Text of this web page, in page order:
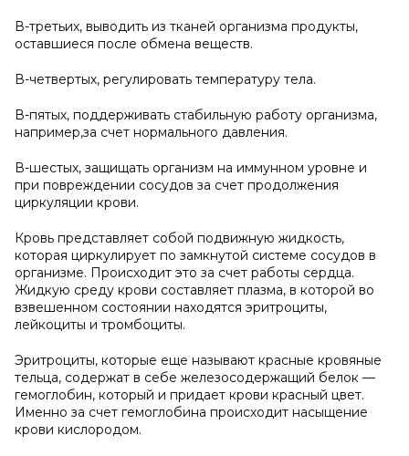
В-третьих, выводить из тканей организма продукты,
оставшиеся после обмена веществ.
В-четвертых, регулировать температуру тела.
В-пятых, поддерживать стабильную работу организма,
например,за счет нормального давления.
В-шестых, защищать организм на иммунном уровне и
при повреждении сосудов за счет продолжения
циркуляции крови.
Кровь представляет собой подвижную жидкость,
которая циркулирует по замкнутой системе сосудов в
организме. Происходит это за счет работы сердца.
Жидкую среду крови составляет плазма, в которой во
взвешенном состоянии находятся эритроциты,
лейкоциты и тромбоциты.
Эритроциты, которые еще называют красные кровяные
тельца, содержат в себе железосодержащий белок —
гемоглобин, который и придает крови красный цвет.
Именно за счет гемоглобина происходит насыщение
крови кислородом.